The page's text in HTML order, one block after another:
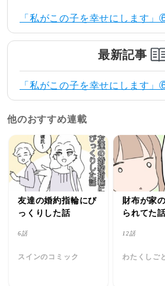
「私がこの子を幸せにします」
最新記事
「私がこの子を幸せにします」
他のおすすめ連載
友達の婚約指輪にび
っくりした話
6話
スインのコミック
財布が家
られてた
12話
わたくしご